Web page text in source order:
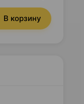
В корзину